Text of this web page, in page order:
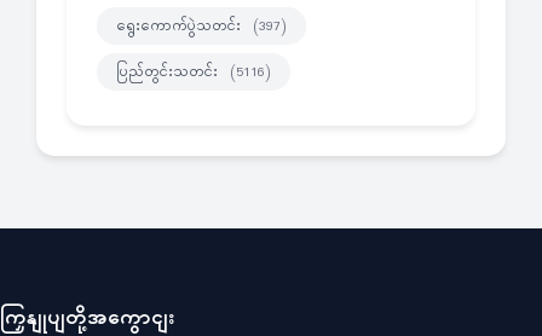
ရွေးကောက်ပွဲသတင်း (397)
ပြည်တွင်းသတင်း (5116)
ကြှနျုပျတို့အကွောငျး